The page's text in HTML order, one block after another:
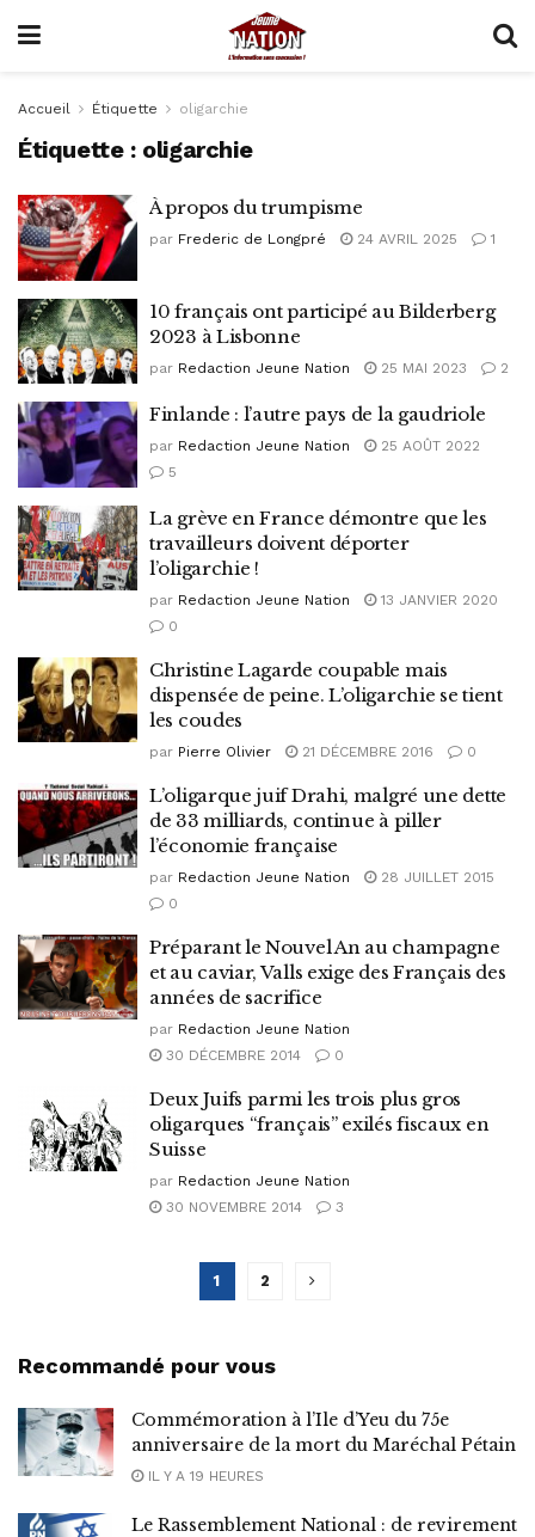
Accueil Étiquette oligarchie
Étiquette : oligarchie
À propos du trumpisme
par Frederic de Longpré 24 AVRIL 2025 1
10 français ont participé au Bilderberg
2023 à Lisbonne
par Redaction Jeune Nation 25 MAI 2023 2
Finlande : l’autre pays de la gaudriole
par Redaction Jeune Nation
25 AOÛT 2022
5
La grève en France démontre que les
travailleurs doivent déporter
l’oligarchie !
par Redaction Jeune Nation
13 JANVIER 2020
0
Christine Lagarde coupable mais
dispensée de peine. L’oligarchie se tient
les coudes
par Pierre Olivier 21 DÉCEMBRE 2016 0
L’oligarque juif Drahi, malgré une dette
de 33 milliards, continue à piller
l’économie française
par Redaction Jeune Nation
28 JUILLET 2015
0
Préparant le Nouvel An au champagne
et au caviar, Valls exige des Français des
années de sacrifice
par Redaction Jeune Nation
30 DÉCEMBRE 2014
0
Deux Juifs parmi les trois plus gros
oligarques “français” exilés fiscaux en
Suisse
par Redaction Jeune Nation
30 NOVEMBRE 2014
3
1 2
Recommandé pour vous
Commémoration à l’Ile d’Yeu du 75e
anniversaire de la mort du Maréchal Pétain
IL Y A 19 HEURES
Le Rassemblement National : de revirement